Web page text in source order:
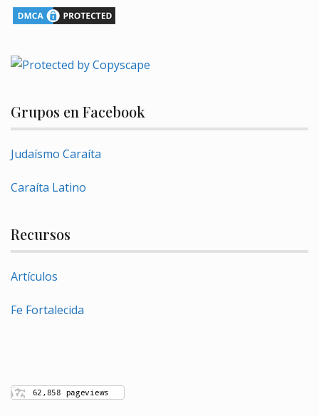
Grupos en Facebook
Judaísmo Caraíta
Caraíta Latino
Recursos
Artículos
Fe Fortalecida